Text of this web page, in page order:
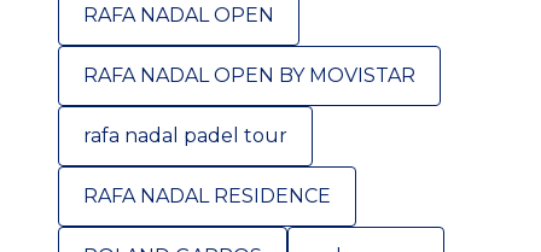
RAFA NADAL OPEN
RAFA NADAL OPEN BY MOVISTAR
rafa nadal padel tour
RAFA NADAL RESIDENCE